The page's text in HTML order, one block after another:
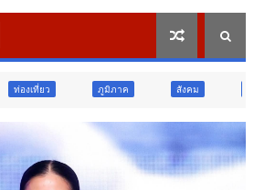
ภูมิภาค